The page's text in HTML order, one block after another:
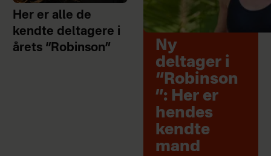
Her er alle de
kendte deltagere i
årets “Robinson”
Ny
deltager i
“Robinson
”: Her er
hendes
kendte
mand